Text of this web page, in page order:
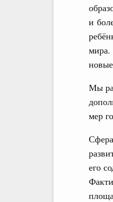
и
мира.
Мы
мер
его